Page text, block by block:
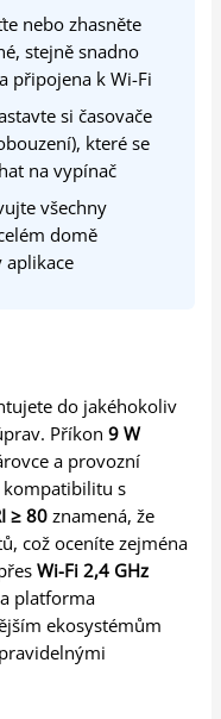
nebo zhasněte
stejně snadno
připojena k Wi-Fi
si časovače
které se
na vypínač
všechny
domě
aplikace
do jakéhokoliv
Příkon9 W
a provozní
s
≥ 80znamená, že
což oceníte zejména
Wi-Fi 2,4 GHz
platforma
ekosystémům